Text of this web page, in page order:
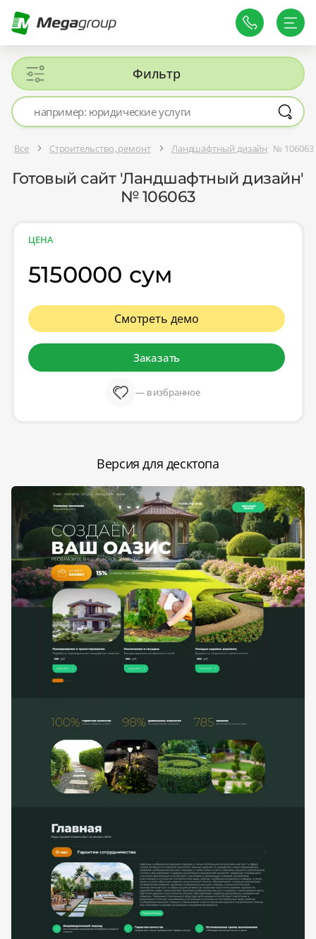
Фильтр
Все Строительство, ремонт Ландшафтный дизайн № 106063
Готовый сайт 'Ландшафтный дизайн'
№ 106063
ЦЕНА
5150000 сум
Смотреть демо
Заказать
— в избранное
Версия для десктопа